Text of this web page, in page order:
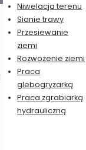
Niwelacja terenu
Sianie trawy
Przesiewanie
ziemi
Rozwożenie ziemi
Praca
glebogryzarką
Praca zgrabiarką
hydrauliczną